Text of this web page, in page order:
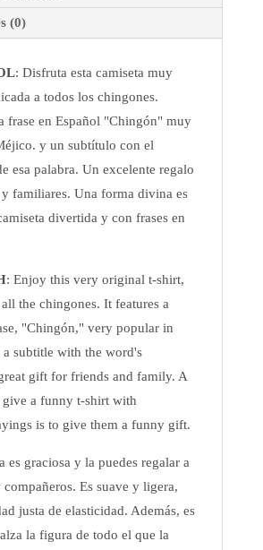
(0)
: Disfruta esta camiseta muy
a todos los chingones.
frase en Español "Chingón" muy
y un subtítulo con el
esa palabra. Un excelente regalo
familiares. Una forma divina es
divertida y con frases en
: Enjoy this very original t-shirt,
the chingones. It features a
"Chingón," very popular in
subtitle with the word's
gift for friends and family. A
give a funny t-shirt with
is to give them a funny gift.
es graciosa y la puedes regalar a
Es suave y ligera,
justa de elasticidad. Además, es
la figura de todo el que la